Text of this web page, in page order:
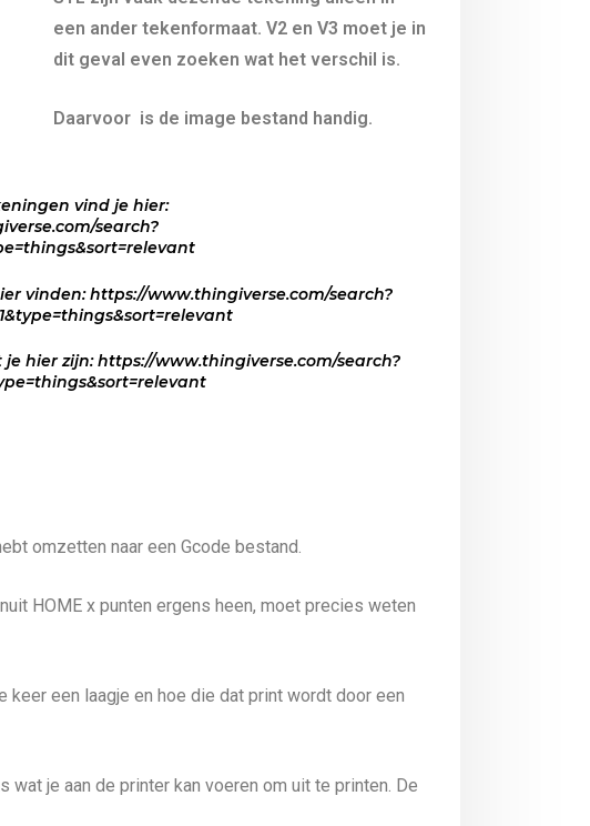
een ander tekenformaat. V2 en V3 moet je in
dit geval even zoeken wat het verschil is.
Daarvoor is de image bestand handig.
vind je hier:
search?
vinden: https://www.thingiverse.com/search?
je hier zijn: https://www.thingiverse.com/search?
omzetten naar een Gcode bestand.
HOME x punten ergens heen, moet precies weten
een laagje en hoe die dat print wordt door een
je aan de printer kan voeren om uit te printen. De